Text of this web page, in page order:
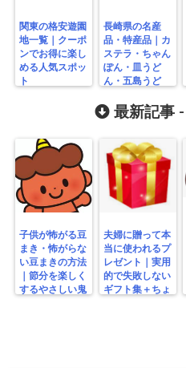
関東の格安遊園
地一覧｜クーポ
ンでお得に楽し
める人気スポッ
ト
長崎県の名産
品・特産品｜カ
ステラ・ちゃん
ぽん・皿うど
ん・五島うど
土産ガイド
最新記事 -
子供が怖がる豆
まき・怖がらな
い豆まきの方法
｜節分を楽しく
するやさしい鬼
夫婦に贈って本
当に使われるプ
レゼント｜実用
的で失敗しない
ギフト集＋ちょ